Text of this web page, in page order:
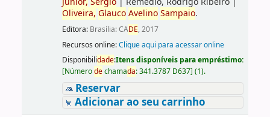
Oliveira, Glauco Avelino Sampaio.
Editora: Brasília: CADE, 2017
Recursos online:Clique aqui para acessar online
Disponibilidade:Itens disponíveis para empréstimo:
[Númerodechamada:341.3787 D637] (1).
Reservar
Adicionar ao seu carrinho